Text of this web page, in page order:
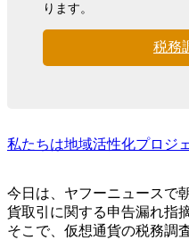
ります。
税務
私たちは地域活性化プロジ
今日は、ヤフーニュースで
貨取引に関する申告漏れ指
そこで、仮想通貨の税務調